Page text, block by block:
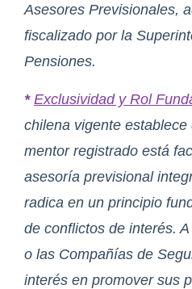
Asesores Previsionales,
fiscalizado por la
Pensiones.
* Exclusividad y Rol
chilena vigente
mentor registrado está
asesoría previsional
radica en un principio
de conflictos de interés.
o las Compañías de
interés en promover sus